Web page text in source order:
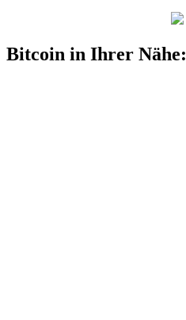
Bitcoin in Ihrer Nähe: